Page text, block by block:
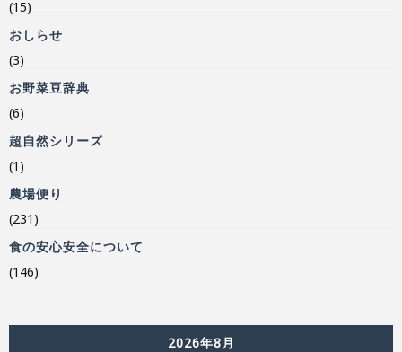
(15)
おしらせ
(3)
お野菜豆辞典
(6)
超自然シリーズ
(1)
農場便り
(231)
食の安心安全について
(146)
2026年8月